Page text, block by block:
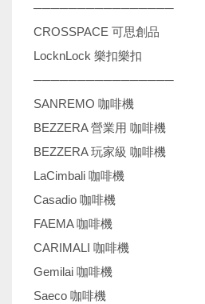
────────────────
CROSSPACE 可思創品
LocknLock 樂扣樂扣
────────────────
SANREMO 咖啡機
BEZZERA 營業用 咖啡機
BEZZERA 玩家級 咖啡機
LaCimbali 咖啡機
Casadio 咖啡機
FAEMA 咖啡機
CARIMALI 咖啡機
Gemilai 咖啡機
Saeco 咖啡機